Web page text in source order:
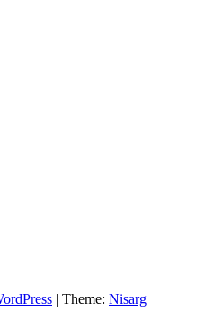
| Theme: Nisarg